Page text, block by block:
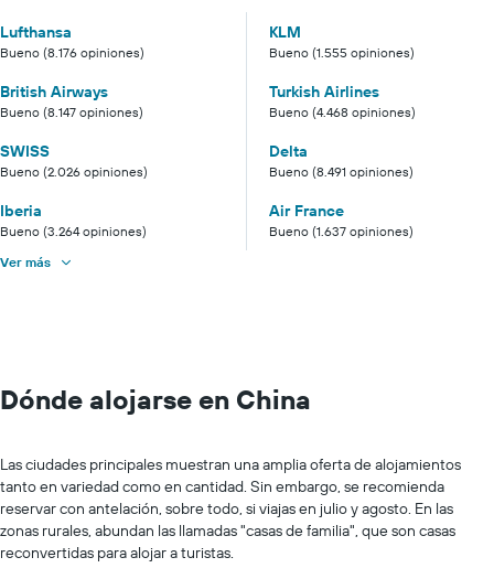
Lufthansa
Bueno (8.176 opiniones)
KLM
Bueno (1.555 opiniones)
British Airways
Bueno (8.147 opiniones)
Turkish Airlines
Bueno (4.468 opiniones)
SWISS
Bueno (2.026 opiniones)
Delta
Bueno (8.491 opiniones)
Iberia
Bueno (3.264 opiniones)
Air France
Bueno (1.637 opiniones)
Ver más
Dónde alojarse en China
Las ciudades principales muestran una amplia oferta de alojamientos
tanto en variedad como en cantidad. Sin embargo, se recomienda
reservar con antelación, sobre todo, si viajas en julio y agosto. En las
zonas rurales, abundan las llamadas "casas de familia", que son casas
reconvertidas para alojar a turistas.